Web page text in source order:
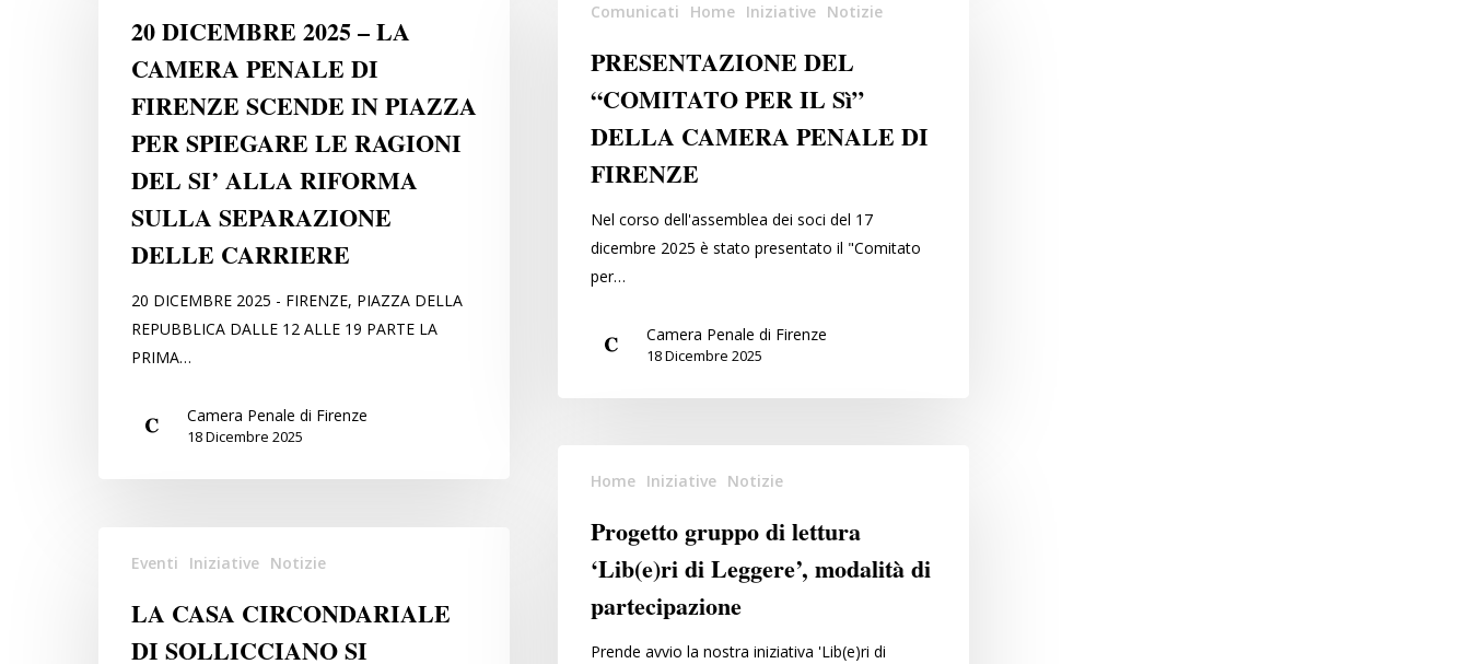
CAMERA
FIRENZE
SCENDE
PIAZZA
SPIEGARE
SEPARAZIONE
CARRIERE
20 DICEMBRE 2025 – LA
CAMERA PENALE DI
FIRENZE SCENDE IN PIAZZA
PER SPIEGARE LE RAGIONI
DEL SI’ ALLA RIFORMA
SULLA SEPARAZIONE
DELLE CARRIERE
20 DICEMBRE 2025 - FIRENZE, PIAZZA DELLA
REPUBBLICA DALLE 12 ALLE 19 PARTE LA
PRIMA…
Camera Penale di Firenze
18 Dicembre 2025
CAMERA
PENALE
FIRENZE
Comunicati Home Iniziative Notizie
PRESENTAZIONE DEL
“COMITATO PER IL Sì”
DELLA CAMERA PENALE DI
FIRENZE
Nel corso dell'assemblea dei soci del 17
dicembre 2025 è stato presentato il "Comitato
per…
Camera Penale di Firenze
18 Dicembre 2025
gruppo
lettura
‘Lib(e)ri
modalità
Home Iniziative Notizie
Progetto gruppo di lettura
‘Lib(e)ri di Leggere’, modalità di
partecipazione
Prende avvio la nostra iniziativa 'Lib(e)ri di
CASA
SOLLICCIANO
Eventi Iniziative Notizie
LA CASA CIRCONDARIALE
DI SOLLICCIANO SI